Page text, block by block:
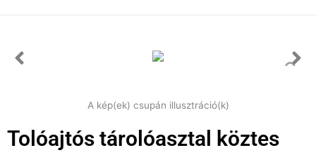
A kép(ek) csupán illusztráció(k)
Tolóajtós tárolóasztal köztes